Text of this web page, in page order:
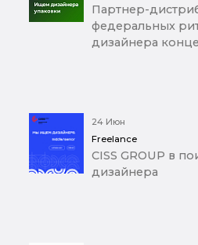
Партнер-
федеральных
дизайнера
24 Июн
Freelance
CISS GROUP в
дизайнера